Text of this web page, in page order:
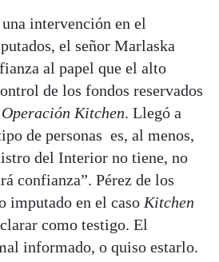
intervención en el
el señor Marlaska
al papel que el alto
de los fondos reservados
Operación Kitchen. Llegó a
de personas es, al menos,
del Interior no tiene, no
confianza”. Pérez de los
imputado en el caso Kitchen
como testigo. El
informado, o quiso estarlo.